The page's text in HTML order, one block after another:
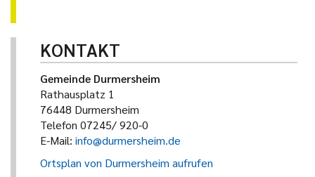
KONTAKT
Gemeinde Durmersheim
Rathausplatz 1
76448 Durmersheim
Telefon 07245/ 920-0
E-Mail: info@durmersheim.de
Ortsplan von Durmersheim aufrufen